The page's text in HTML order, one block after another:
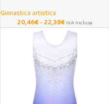
Ginnastica artistica
20,46€-22,38€ IVA Inclusa